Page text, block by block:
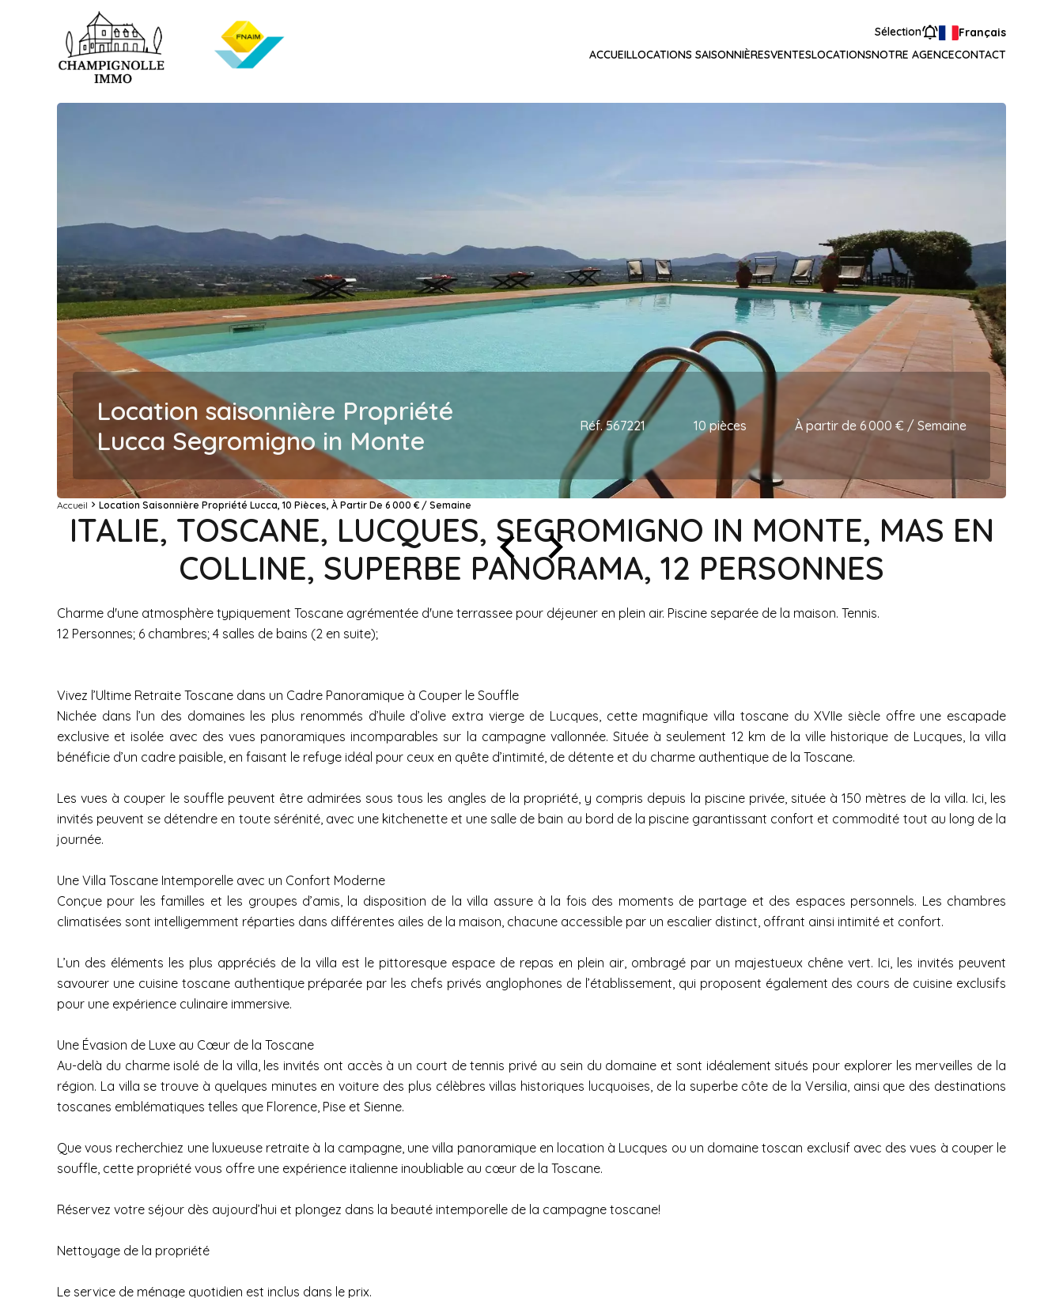
Sélection
Français
ACCUEILLOCATIONS SAISONNIÈRESVENTESLOCATIONSNOTRE AGENCECONTACT
Location saisonnière Propriété
Lucca Segromigno in Monte
Réf. 567221 10 pièces À partir de 6 000 € / Semaine
Accueil Location Saisonnière Propriété Lucca, 10 Pièces, À Partir De 6 000 € / Semaine
ITALIE, TOSCANE, LUCQUES, SEGROMIGNO IN MONTE, MAS EN
COLLINE, SUPERBE PANORAMA, 12 PERSONNES
Charme d'une atmosphère typiquement Toscane agrémentée d'une terrassee pour déjeuner en plein air. Piscine separée de la maison. Tennis.
12 Personnes; 6 chambres; 4 salles de bains (2 en suite);
Vivez l’Ultime Retraite Toscane dans un Cadre Panoramique à Couper le Souffle
Nichée dans l’un des domaines les plus renommés d’huile d’olive extra vierge de Lucques, cette magnifique villa toscane du XVIIe siècle offre une escapade
exclusive et isolée avec des vues panoramiques incomparables sur la campagne vallonnée. Située à seulement 12 km de la ville historique de Lucques, la villa
bénéficie d’un cadre paisible, en faisant le refuge idéal pour ceux en quête d’intimité, de détente et du charme authentique de la Toscane.
Les vues à couper le souffle peuvent être admirées sous tous les angles de la propriété, y compris depuis la piscine privée, située à 150 mètres de la villa. Ici, les
invités peuvent se détendre en toute sérénité, avec une kitchenette et une salle de bain au bord de la piscine garantissant confort et commodité tout au long de la
journée.
Une Villa Toscane Intemporelle avec un Confort Moderne
Conçue pour les familles et les groupes d’amis, la disposition de la villa assure à la fois des moments de partage et des espaces personnels. Les chambres
climatisées sont intelligemment réparties dans différentes ailes de la maison, chacune accessible par un escalier distinct, offrant ainsi intimité et confort.
L’un des éléments les plus appréciés de la villa est le pittoresque espace de repas en plein air, ombragé par un majestueux chêne vert. Ici, les invités peuvent
savourer une cuisine toscane authentique préparée par les chefs privés anglophones de l’établissement, qui proposent également des cours de cuisine exclusifs
pour une expérience culinaire immersive.
Une Évasion de Luxe au Cœur de la Toscane
Au-delà du charme isolé de la villa, les invités ont accès à un court de tennis privé au sein du domaine et sont idéalement situés pour explorer les merveilles de la
région. La villa se trouve à quelques minutes en voiture des plus célèbres villas historiques lucquoises, de la superbe côte de la Versilia, ainsi que des destinations
toscanes emblématiques telles que Florence, Pise et Sienne.
Que vous recherchiez une luxueuse retraite à la campagne, une villa panoramique en location à Lucques ou un domaine toscan exclusif avec des vues à couper le
souffle, cette propriété vous offre une expérience italienne inoubliable au cœur de la Toscane.
Réservez votre séjour dès aujourd’hui et plongez dans la beauté intemporelle de la campagne toscane!
Nettoyage de la propriété
Le service de ménage quotidien est inclus dans le prix.